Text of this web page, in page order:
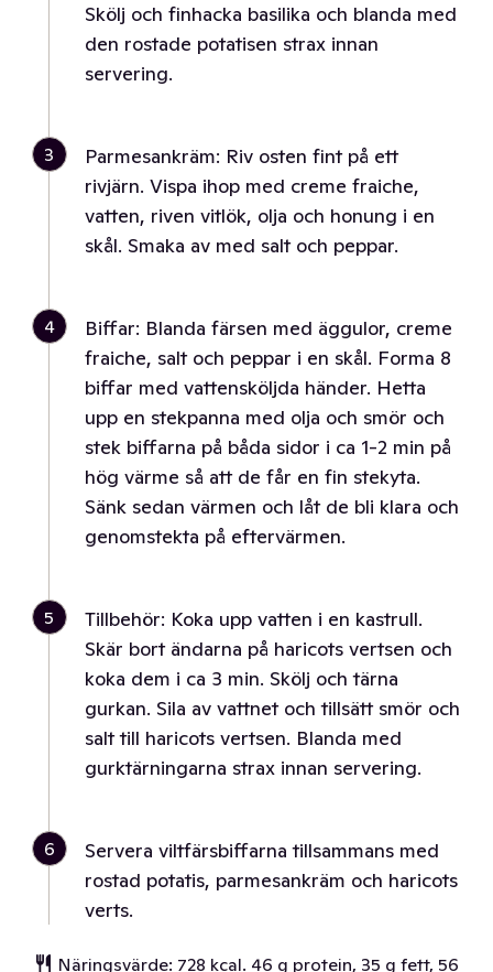
Skölj och finhacka basilika och blanda med
den rostade potatisen strax innan
servering.
3
Parmesankräm: Riv osten fint på ett
rivjärn. Vispa ihop med creme fraiche,
vatten, riven vitlök, olja och honung i en
skål. Smaka av med salt och peppar.
4
Biffar: Blanda färsen med äggulor, creme
fraiche, salt och peppar i en skål. Forma 8
biffar med vattensköljda händer. Hetta
upp en stekpanna med olja och smör och
stek biffarna på båda sidor i ca 1-2 min på
hög värme så att de får en fin stekyta.
Sänk sedan värmen och låt de bli klara och
genomstekta på eftervärmen.
5
Tillbehör: Koka upp vatten i en kastrull.
Skär bort ändarna på haricots vertsen och
koka dem i ca 3 min. Skölj och tärna
gurkan. Sila av vattnet och tillsätt smör och
salt till haricots vertsen. Blanda med
gurktärningarna strax innan servering.
6
Servera viltfärsbiffarna tillsammans med
rostad potatis, parmesankräm och haricots
verts.
Näringsvärde: 728 kcal. 46 g protein, 35 g fett, 56